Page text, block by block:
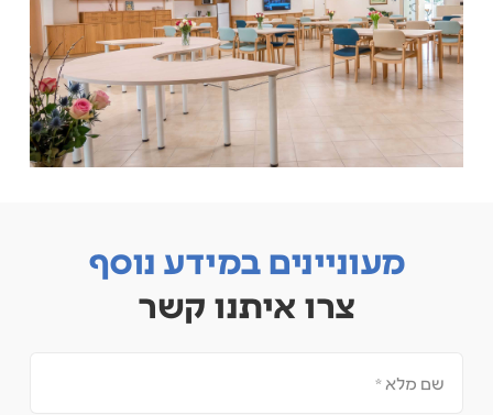
מעוניינים במידע נוסף
צרו איתנו קשר